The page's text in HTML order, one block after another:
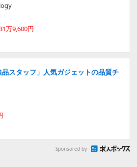
万9,600円
品スタッフ」人気ガジェットの品質チ
Sponsored by